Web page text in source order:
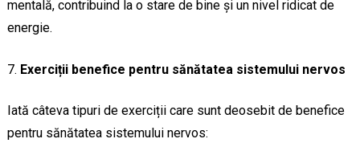
mentală, contribuind la o stare de bine și un nivel ridicat de
energie.
Exerciții benefice pentru sănătatea sistemului nervos
Iată câteva tipuri de exerciții care sunt deosebit de benefice
pentru sănătatea sistemului nervos: